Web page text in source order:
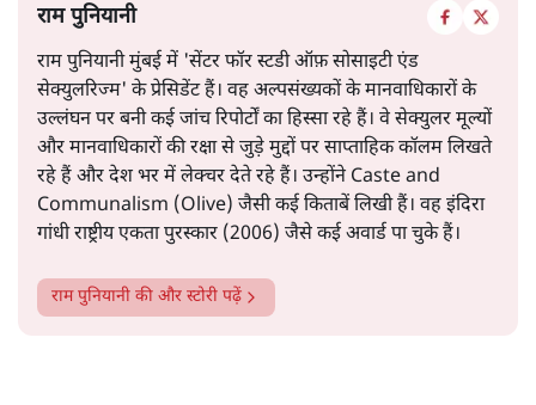
राम पुनियानी
राम पुनियानी मुंबई में 'सेंटर फॉर स्टडी ऑफ़ सोसाइटी एंड
सेक्युलरिज्म' के प्रेसिडेंट हैं। वह अल्पसंख्यकों के मानवाधिकारों के
उल्लंघन पर बनी कई जांच रिपोर्टों का हिस्सा रहे हैं। वे सेक्युलर मूल्यों
और मानवाधिकारों की रक्षा से जुड़े मुद्दों पर साप्ताहिक कॉलम लिखते
रहे हैं और देश भर में लेक्चर देते रहे हैं। उन्होंने Caste and
Communalism (Olive) जैसी कई किताबें लिखी हैं। वह इंदिरा
गांधी राष्ट्रीय एकता पुरस्कार (2006) जैसे कई अवार्ड पा चुके हैं।
राम पुनियानी की और स्टोरी पढ़ें